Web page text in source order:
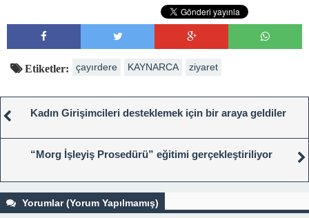
Etiketler: çayırdere KAYNARCA ziyaret
Kadın Girişimcileri desteklemek için bir araya geldiler
“Morg İşleyiş Prosedürü” eğitimi gerçekleştiriliyor
Yorumlar (Yorum Yapılmamış)